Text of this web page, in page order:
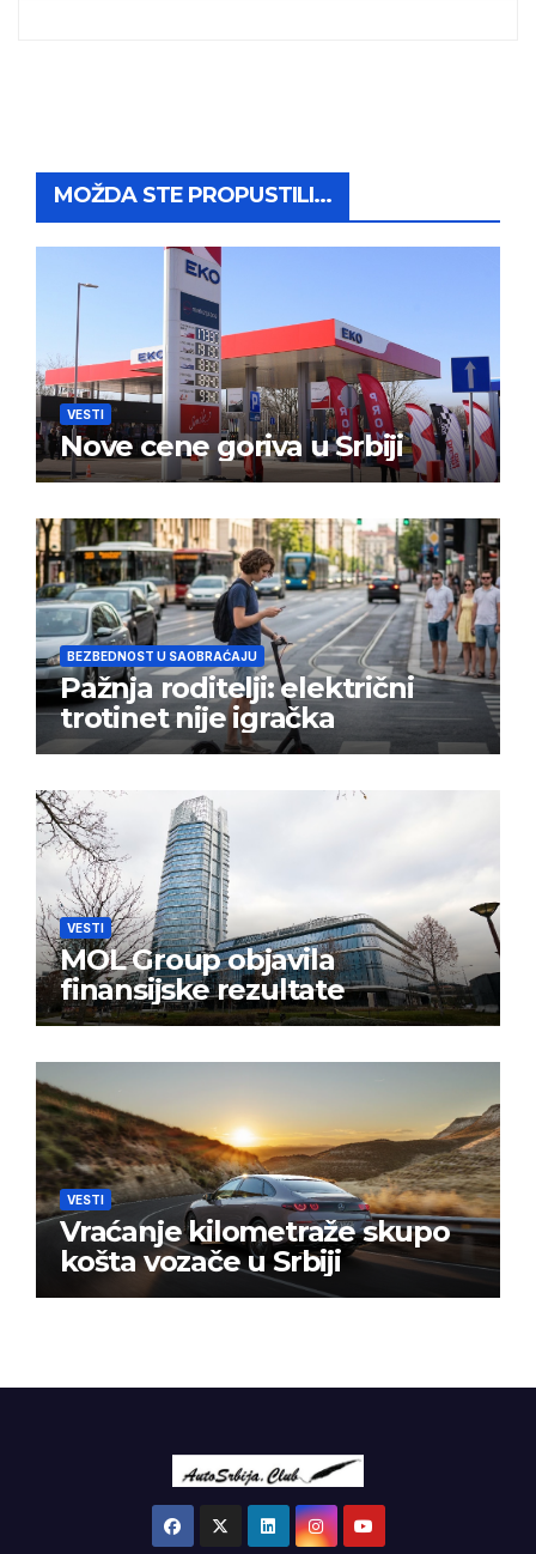
MOŽDA STE PROPUSTILI...
VESTI
Nove cene goriva u Srbiji
BEZBEDNOST U SAOBRAĆAJU
Pažnja roditelji: električni
trotinet nije igračka
VESTI
MOL Group objavila
finansijske rezultate
VESTI
Vraćanje kilometraže skupo
košta vozače u Srbiji